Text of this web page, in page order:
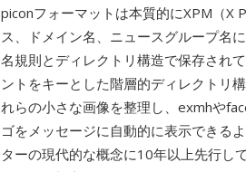
piconフォーマットは本質的にXPM（X
ス、ドメイン名、ニュースグループ名
名規則とディレクトリ構造で保存され
ントをキーとした階層的ディレクトリ
れらの小さな画像を整理し、exmhや
ゴをメッセージに自動的に表示できる
ターの現代的な概念に10年以上先行し